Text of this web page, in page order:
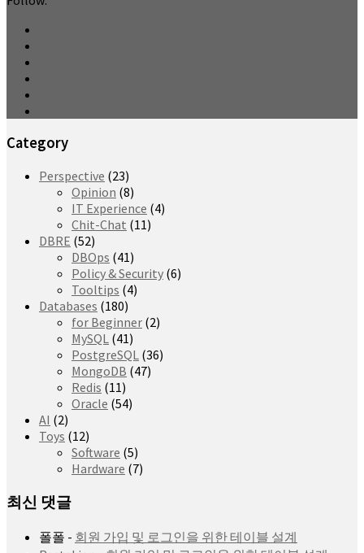
Category
Perspective (23)
Opinion (8)
IT Experience (4)
Chit-Chat (11)
DBRE (52)
DBOps (41)
Policy & Security (6)
Tooltips (4)
Databases (180)
for Beginner (2)
MySQL (41)
PostgreSQL (36)
MongoDB (47)
Redis (11)
Oracle (54)
AI (2)
Toys (12)
Software (5)
Hardware (7)
최신 댓글
폴폴 - 회원 가입 및 로그인을 위한 테이블 설계